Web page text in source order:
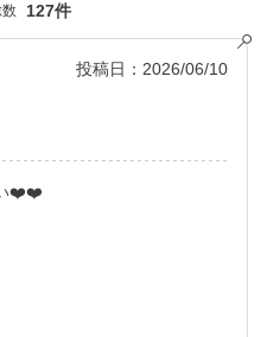
ズの回転を抑え定位置で安定
数 127件
投稿日：2026/06/10
い❤️❤️